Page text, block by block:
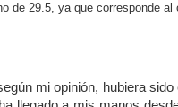
de 29.5, ya que corresponde al
mi opinión, hubiera sido